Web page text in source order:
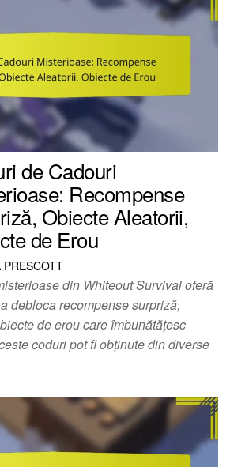
de Cadouri
Recompense
Obiecte Aleatorii,
de Erou
PRESCOTT
din Whiteout Survival oferă
debloca recompense surpriză,
de erou care îmbunătățesc
coduri pot fi obținute din diverse